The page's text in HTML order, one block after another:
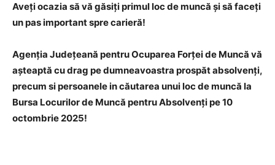
Aveți ocazia să vă găsiți primul loc de muncă și să faceți
un pas important spre carieră!
Agenția Județeană pentru Ocuparea Forței de Muncă vă
așteaptă cu drag pe dumneavoastra prospăt absolvenți,
precum si persoanele in căutarea unui loc de muncă la
Bursa Locurilor de Muncă pentru Absolvenți pe 10
octombrie 2025!